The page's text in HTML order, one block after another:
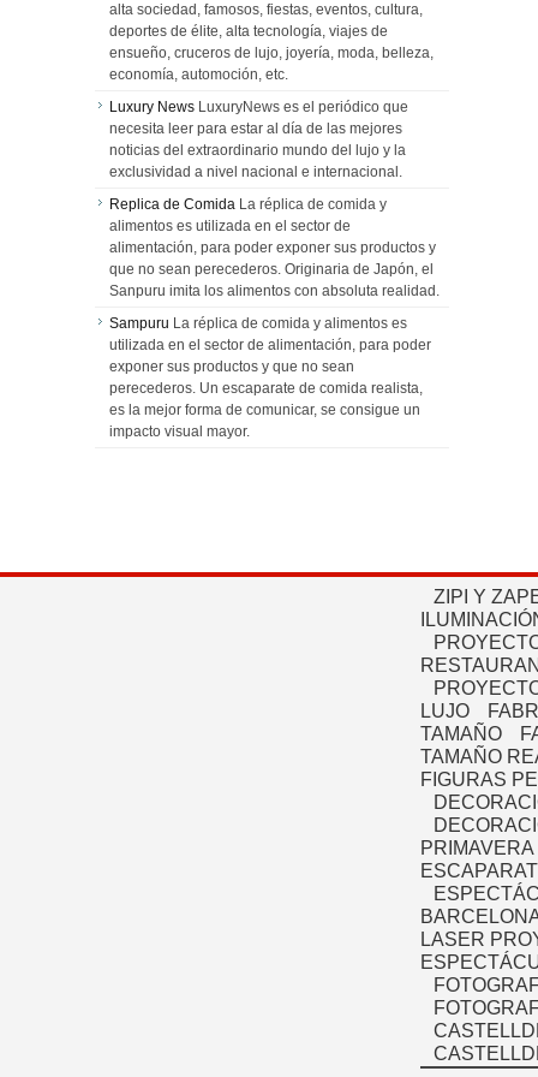
alta sociedad, famosos, fiestas, eventos, cultura,
deportes de élite, alta tecnología, viajes de
ensueño, cruceros de lujo, joyería, moda, belleza,
economía, automoción, etc.
Luxury News LuxuryNews es el periódico que
necesita leer para estar al día de las mejores
noticias del extraordinario mundo del lujo y la
exclusividad a nivel nacional e internacional.
Replica de Comida La réplica de comida y
alimentos es utilizada en el sector de
alimentación, para poder exponer sus productos y
que no sean perecederos. Originaria de Japón, el
Sanpuru imita los alimentos con absoluta realidad.
Sampuru La réplica de comida y alimentos es
utilizada en el sector de alimentación, para poder
exponer sus productos y que no sean
perecederos. Un escaparate de comida realista,
es la mejor forma de comunicar, se consigue un
impacto visual mayor.
ZIPI Y
LUJO
TAMAÑO
TAMAÑO
FIGURAS
PRIMAVERA
LASER